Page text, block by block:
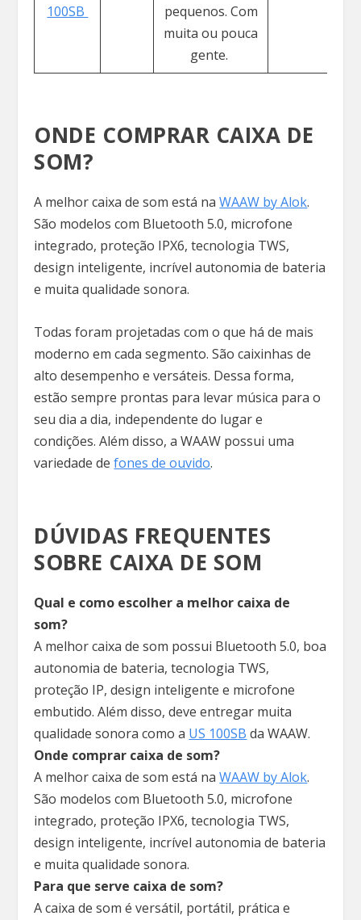
100SB
pequenos. Com
muita ou pouca
gente.
ONDE COMPRAR CAIXA DE
SOM?
A melhor caixa de som está naWAAW by Alok.
São modelos com Bluetooth 5.0, microfone
integrado, proteção IPX6, tecnologia TWS,
design inteligente, incrível autonomia de bateria
e muita qualidade sonora.
Todas foram projetadas com o que há de mais
moderno em cada segmento. São caixinhas de
alto desempenho e versáteis. Dessa forma,
estão sempre prontas para levar música para o
seu dia a dia, independente do lugar e
condições. Além disso, a WAAW possui uma
variedade defones de ouvido.
DÚVIDAS FREQUENTES
SOBRE CAIXA DE SOM
Qual e como escolher a melhor caixa de
som?
A melhor caixa de som possui Bluetooth 5.0, boa
autonomia de bateria, tecnologia TWS,
proteção IP, design inteligente e microfone
embutido. Além disso, deve entregar muita
qualidade sonora como a US 100SB da WAAW.
Onde comprar caixa de som?
A melhor caixa de som está naWAAW by Alok.
São modelos com Bluetooth 5.0, microfone
integrado, proteção IPX6, tecnologia TWS,
design inteligente, incrível autonomia de bateria
e muita qualidade sonora.
Para que serve caixa de som?
A caixa de som é versátil, portátil, prática e